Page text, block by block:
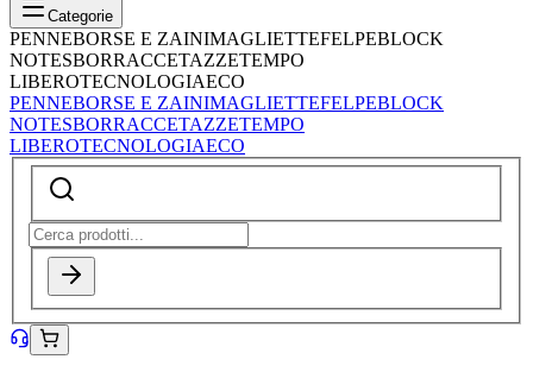
Categorie
PENNEBORSE E ZAINIMAGLIETTEFELPEBLOCK
NOTESBORRACCETAZZETEMPO
LIBEROTECNOLOGIAECO
PENNEBORSE E ZAINIMAGLIETTEFELPEBLOCK
NOTESBORRACCETAZZETEMPO
LIBEROTECNOLOGIAECO